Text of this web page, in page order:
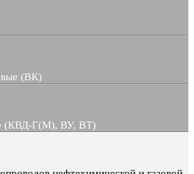
(ВК)
(КВД-Г(М), ВУ, ВТ)